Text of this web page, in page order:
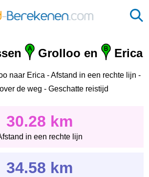
Grolloo en Erica
naar Erica - Afstand in een rechte lijn -
de weg - Geschatte reistijd
30.28 km
in een rechte lijn
34.58 km